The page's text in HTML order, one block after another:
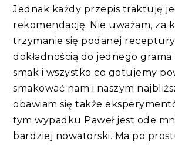
Jednak każdy przepis traktuję
rekomendację. Nie uważam, za
trzymanie się podanej
dokładnością do jednego
smak i wszystko co gotujemy
smakować nam i naszym
obawiam się także
tym wypadku Paweł jest ode
bardziej nowatorski. Ma po